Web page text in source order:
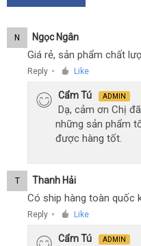
N Ngọc Ngân
Giá rẻ, sản phẩm chất
Reply ● Like
Cẩm Tú ADMIN
Dạ, cảm ơn Chị
những sản phẩm
được hàng tốt.
T Thanh Hải
Có ship hàng toàn quốc
Reply ● Like
Cẩm Tú ADMIN